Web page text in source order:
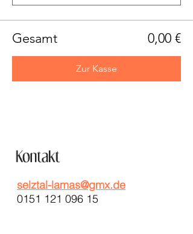
Gesamt 0,00 €
Zur Kasse
selztal-lamas@gmx.de
0151 121 096 15